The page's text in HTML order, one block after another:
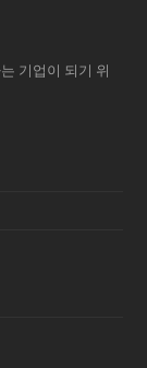
기업이 되기 위